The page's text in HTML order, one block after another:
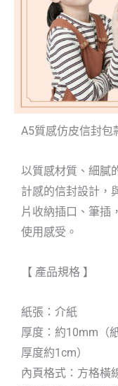
A5質感仿皮信封包
以質感材質、細膩
計感的信封設計，
片收納插口、筆插
使用感受。
【 產品規格 】
紙張：介紙
厚度：約10mm（
厚度約1cm）
內頁格式：方格橫